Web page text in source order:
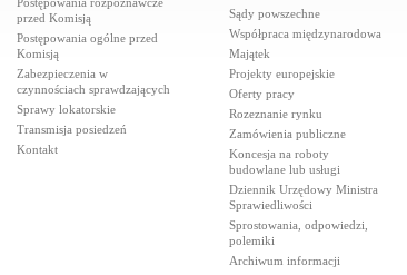
przed Komisją
Postępowania ogólne przed
Komisją
Zabezpieczenia w
czynnościach sprawdzających
Sprawy lokatorskie
Transmisja posiedzeń
Kontakt
Sądy powszechne
Współpraca międzynarodowa
Majątek
Projekty europejskie
Oferty pracy
Rozeznanie rynku
Zamówienia publiczne
Koncesja na roboty
budowlane lub usługi
Dziennik Urzędowy Ministra
Sprawiedliwości
Sprostowania, odpowiedzi,
polemiki
Archiwum informacji